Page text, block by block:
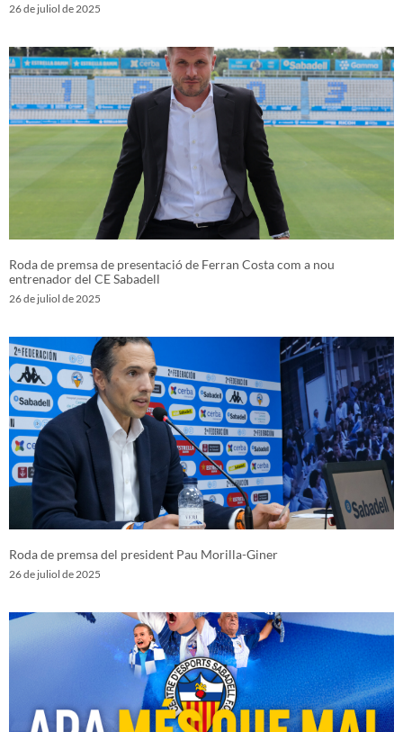
26 de juliol de 2025
Roda de premsa de presentació de Ferran Costa com a nou
entrenador del CE Sabadell
26 de juliol de 2025
Roda de premsa del president Pau Morilla-Giner
26 de juliol de 2025